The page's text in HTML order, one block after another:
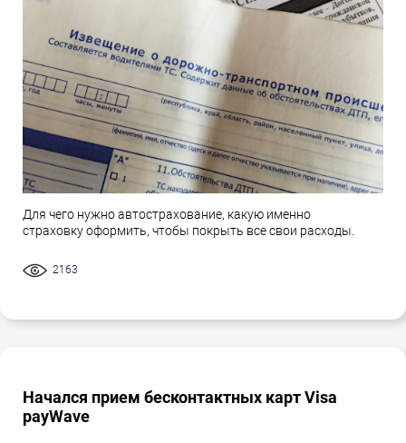
Для чего нужно автострахование, какую именно
страховку оформить, чтобы покрыть все свои расходы.
2163
Начался прием бесконтактных карт Visa
payWave